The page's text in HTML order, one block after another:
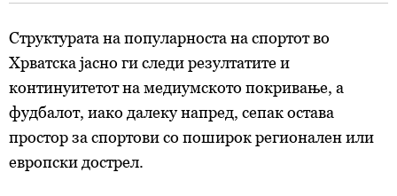
деталите“. Согласноста можете во кој било момент да
ја повлечете без негативни последици.
Структурата на популарноста на спортот во
Хрватска јасно ги следи резултатите и
континуитетот на медиумското покривање, а
фудбалот, иако далеку напред, сепак остава
простор за спортови со поширок регионален или
европски дострел.